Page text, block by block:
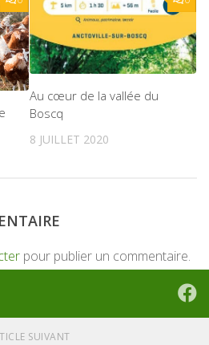
Au cœur de la vallée du
Boscq
8 JUILLET 2020
pour publier un commentaire.
SUIVANT